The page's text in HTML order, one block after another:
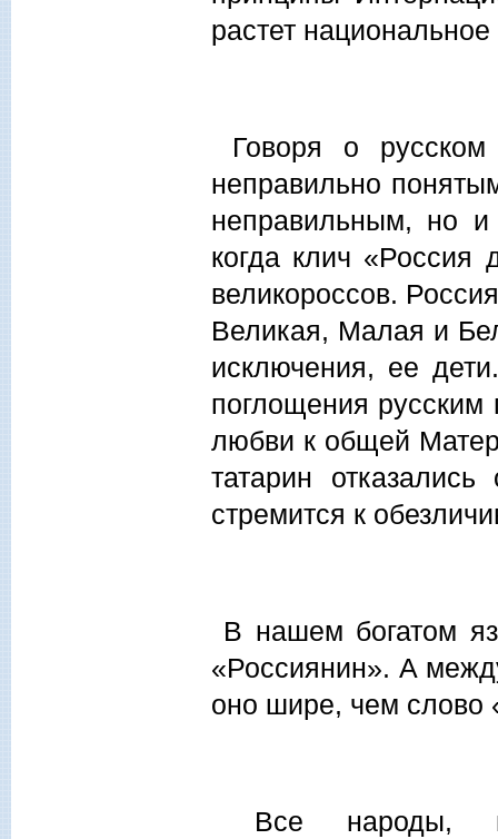
растет национальное
Говоря о
неправильно
неправильным, но и
когда клич «Россия
великороссов.
Великая, Малая и
исключения, ее
поглощения русским
любви к общей
татарин
стремится к
В нашем богатом
«Россиянин». А
оно шире, чем слово
Все народы,